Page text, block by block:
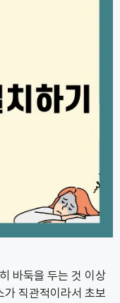
바둑을 두는 것 이상
가 직관적이라서 초보